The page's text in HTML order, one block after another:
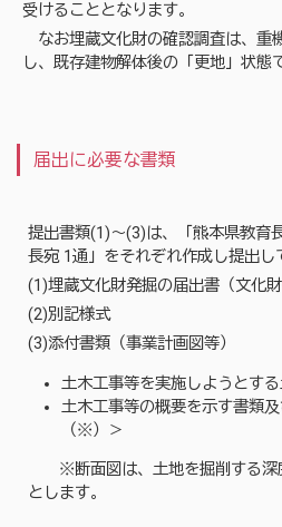
受けることとなります。
なお埋蔵文化財の確認調査は、重
し、既存建物解体後の「更地」状態
届出に必要な書類
提出書類(1)～(3)は、「熊本県教育
長宛 1通」をそれぞれ作成し提出し
(1)埋蔵文化財発掘の届出書（文化
(2)別記様式
(3)添付書類（事業計画図等）
土木工事等を実施しようとす
土木工事等の概要を示す書類
（※）＞
※断面図は、土地を掘削する深
とします。